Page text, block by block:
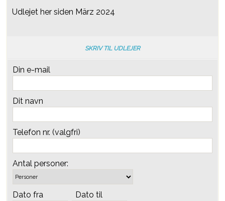
Udlejet her siden März 2024
SKRIV TIL UDLEJER
Din e-mail
Dit navn
Telefon nr. (valgfri)
Antal personer:
Dato fra Dato til